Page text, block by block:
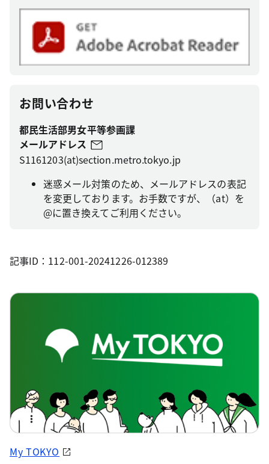
お問い合わせ
都民生活部男女平等参画課
メールアドレス
S1161203(at)section.metro.tokyo.jp
迷惑メール対策のため、メールアドレスの表記
を変更しております。お手数ですが、（at）を
@に置き換えてご利用ください。
記事ID：112-001-20241226-012389
My TOKYO